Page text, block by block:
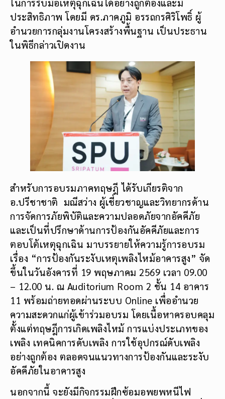
ในการรับมือเหตุฉุกเฉินได้อย่างถูกต้องและมี
ประสิทธิภาพ โดยมี ดร.ภาคภูมิ อรรถกรศิริโพธิ์ ผู้
อำนวยการกลุ่มงานโครงสร้างพื้นฐาน เป็นประธาน
ในพิธีกล่าวเปิดงาน
สำหรับการอบรมภาคทฤษฎี ได้รับเกียรติจาก
อ.ปรีชาชาติ มณีสว่าง ผู้เชี่ยวชาญและวิทยากรด้าน
การจัดการภัยพิบัติและความปลอดภัยจากอัคคีภัย
และเป็นที่ปรึกษาด้านการป้องกันอัคคีภัยและการ
ตอบโต้เหตุฉุกเฉิน มาบรรยายให้ความรู้การอบรม
เรื่อง “การป้องกันระงับเหตุเพลิงไหม้อาคารสูง” จัด
ขึ้นในวันอังคารที่ 19 พฤษภาคม 2569 เวลา 09.00
– 12.00 น. ณ Auditorium Room 2 ชั้น 14 อาคาร
11 พร้อมถ่ายทอดผ่านระบบ Online เพื่ออำนวย
ความสะดวกแก่ผู้เข้าร่วมอบรม โดยเนื้อหาครอบคลุม
ตั้งแต่ทฤษฎีการเกิดเพลิงไหม้ การแบ่งประเภทของ
เพลิง เทคนิคการดับเพลิง การใช้อุปกรณ์ดับเพลิง
อย่างถูกต้อง ตลอดจนแนวทางการป้องกันและระงับ
อัคคีภัยในอาคารสูง
นอกจากนี้ จะยังมีกิจกรรมฝึกซ้อมอพยพหนีไฟ